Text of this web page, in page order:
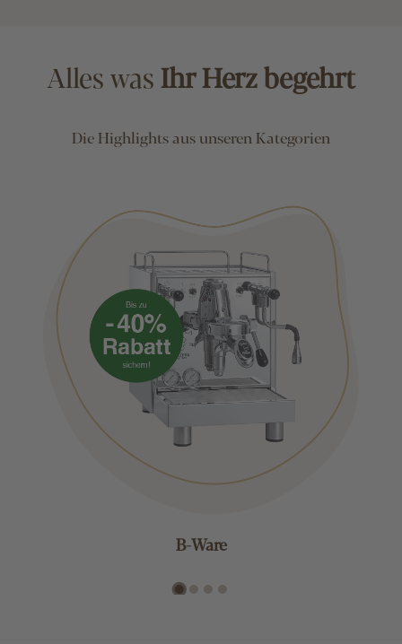
Alles wasIhr Herz begehrt
Die Highlights aus unseren Kategorien
B-Ware